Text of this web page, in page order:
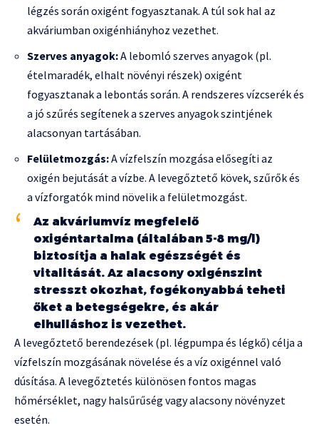
légzés során oxigént fogyasztanak. A túl sok hal az
akváriumban oxigénhiányhoz vezethet.
Szerves anyagok:A lebomló szerves anyagok (pl.
ételmaradék, elhalt növényi részek) oxigént
fogyasztanak a lebontás során. A rendszeres vízcserék és
a jó szűrés segítenek a szerves anyagok szintjének
alacsonyan tartásában.
Felületmozgás:A vízfelszín mozgása elősegíti az
oxigén bejutását a vízbe. A levegőztető kövek, szűrők és
a vízforgatók mind növelik a felületmozgást.
Az akváriumvíz megfelelő
oxigéntartalma (általában 5-8 mg/l)
biztosítja a halak egészségét és
vitalitását. Az alacsony oxigénszint
stresszt okozhat, fogékonyabbá teheti
őket a betegségekre, és akár
elhulláshoz is vezethet.
A levegőztető berendezések (pl. légpumpa és légkő) célja a
vízfelszín mozgásának növelése és a víz oxigénnel való
dúsítása. A levegőztetés különösen fontos magas
hőmérséklet, nagy halsűrűség vagy alacsony növényzet
esetén.